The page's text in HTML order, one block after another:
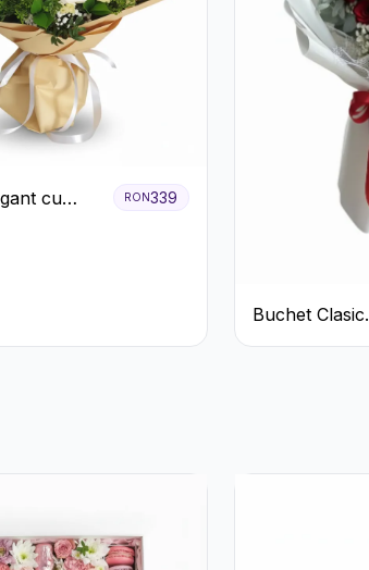
cu
RON339
Buchet Clasic
Trandafiri